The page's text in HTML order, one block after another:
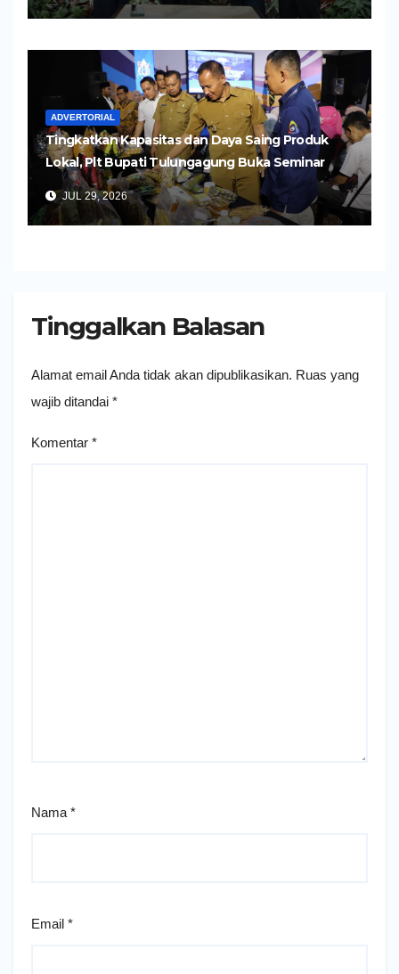
ADVERTORIAL
Tingkatkan Kapasitas dan Daya Saing Produk
Lokal, Plt Bupati Tulungagung Buka Seminar
Impor dan Ekspor Produk UMKM
JUL 29, 2026
Tinggalkan Balasan
Alamat email Anda tidak akan dipublikasikan. Ruas yang
wajib ditandai *
Komentar *
Nama *
Email *